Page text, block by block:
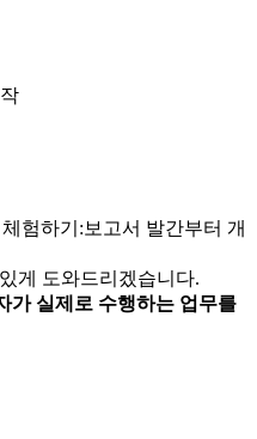
험하기:보고서 발간부터 개
게 도와드리겠습니다.
가 실제로 수행하는 업무를